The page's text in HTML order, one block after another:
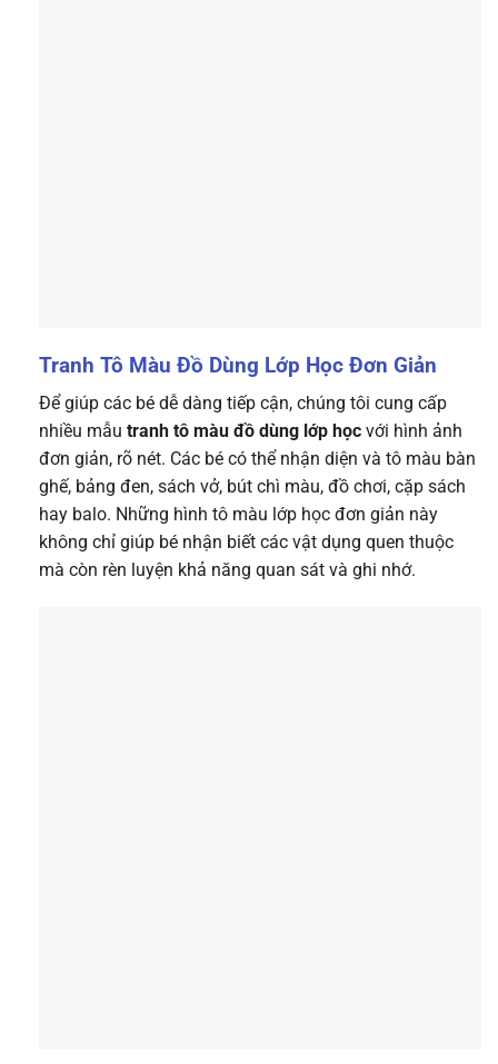
Tranh Tô Màu Đồ Dùng Lớp Học Đơn Giản
Để giúp các bé dễ dàng tiếp cận, chúng tôi cung cấp
nhiều mẫu tranh tô màu đồ dùng lớp học với hình ảnh
đơn giản, rõ nét. Các bé có thể nhận diện và tô màu bàn
ghế, bảng đen, sách vở, bút chì màu, đồ chơi, cặp sách
hay balo. Những hình tô màu lớp học đơn giản này
không chỉ giúp bé nhận biết các vật dụng quen thuộc
mà còn rèn luyện khả năng quan sát và ghi nhớ.